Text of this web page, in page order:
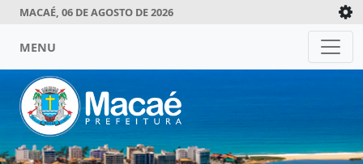
MACAÉ, 06 DE AGOSTO DE 2026
MENU